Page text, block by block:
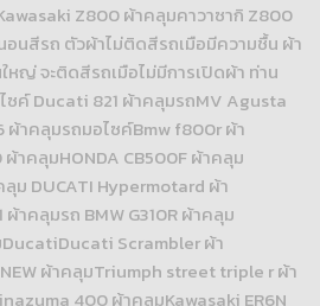
Z800 ผ้าคลุมคาวาซากิ Z800
นสีรถ ตัวผ้าไม่ติดสีรถเมือมีความชื้น ผ้า
ญ่ จะติดสีรถเมือไม่มีการเปิดผ้า ท่าน
ค์ Ducati 821 ผ้าคลุมรถMV Agusta
ผ้าคลุมรถมอไซค์Bmw f800r ผ้า
าคลุมHONDA CB500F ผ้าคลุม
ม DUCATI Hypermotard ผ้า
าคลุมรถ BMW G310R ผ้าคลุม
Scrambler ผ้า
ผ้าคลุมTriumph street triple r ผ้า
400 ผ้าคลุมKawasaki ER6N